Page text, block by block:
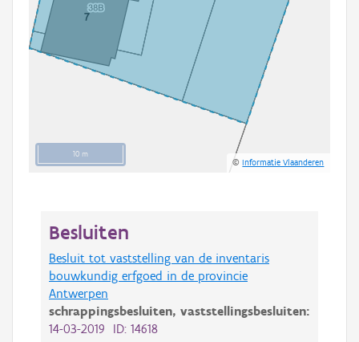
10 m
©Informatie Vlaanderen
Besluiten
Besluit tot vaststelling van de inventaris
bouwkundig erfgoed in de provincie
Antwerpen
schrappingsbesluiten, vaststellingsbesluiten:
14-03-2019 ID: 14618